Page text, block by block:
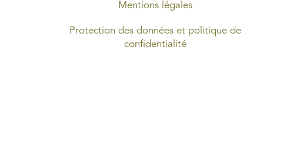
Mentions légales
Protection des données et politique de
confidentialité